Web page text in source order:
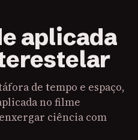
aplicada
de tempo e espaço,
no filme
ciência com